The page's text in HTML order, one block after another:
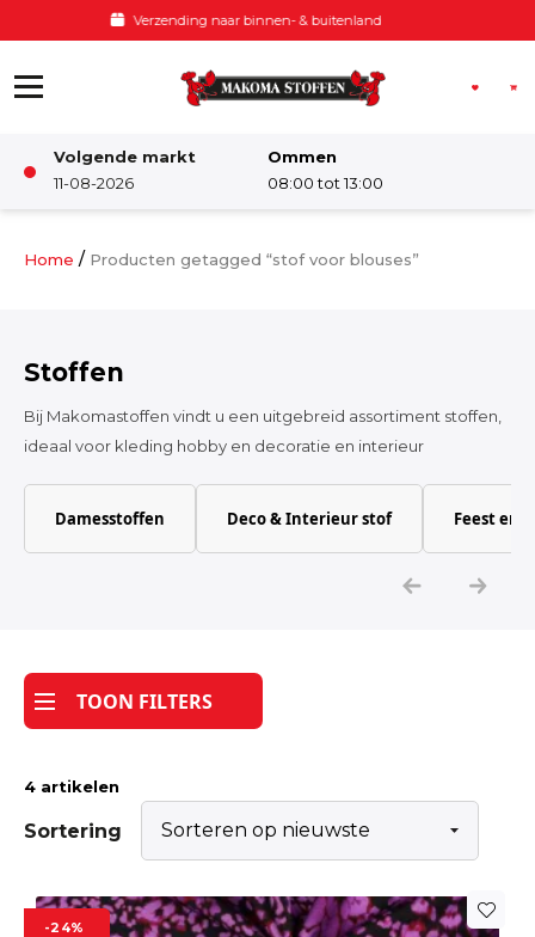
Ga naar de inhoud Voor 12:00 besteld, zelfde dag verzonden
Volgende markt
11-08-2026
Ommen
08:00 tot 13:00
Damesstoffen
Katoen
Tijdpakker stof
Home / Producten getagged “stof voor blouses”
Stoffen
Bij Makomastoffen vindt u een uitgebreid assortiment stoffen,
ideaal voor kleding hobby en decoratie en interieur
Damesstoffen Deco & Interieur stof Feest en
TOON FILTERS
4 artikelen
Sortering
-24%